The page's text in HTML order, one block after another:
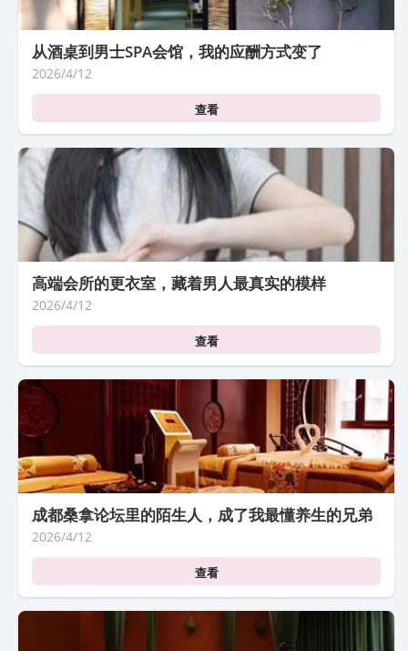
从酒桌到男士SPA会馆，我的应酬方式变了
2026/4/12
查看
高端会所的更衣室，藏着男人最真实的模样
2026/4/12
查看
成都桑拿论坛里的陌生人，成了我最懂养生的兄弟
2026/4/12
查看